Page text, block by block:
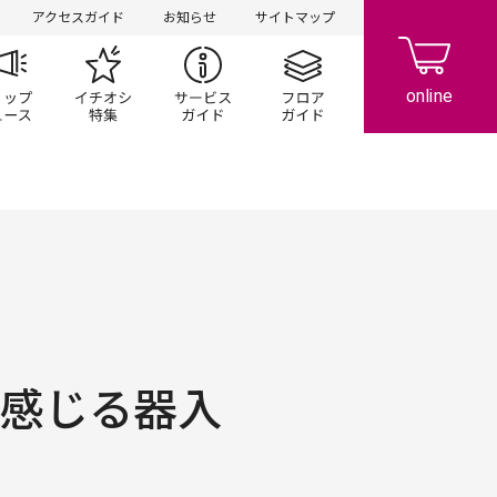
アクセスガイド お知らせ サイトマップ
ン
プ一覧 ショップニュースイチオシ特集 サービスガイドフロアガイド
感じる器入